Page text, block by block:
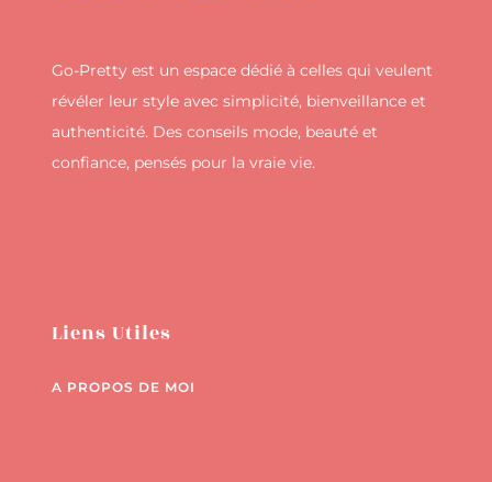
Go-Pretty est un espace dédié à celles qui veulent
révéler leur style avec simplicité, bienveillance et
authenticité. Des conseils mode, beauté et
confiance, pensés pour la vraie vie.
Liens Utiles
A PROPOS DE MOI